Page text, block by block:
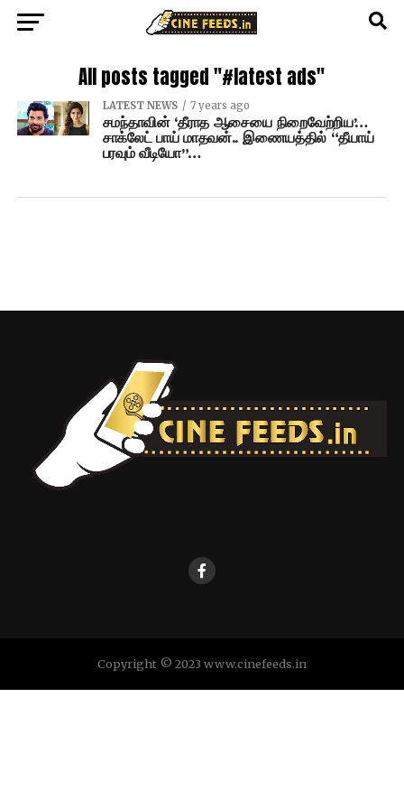
All posts tagged "#latest ads"
LATEST NEWS 7 years ago
சமந்தாவின் ‘தீராத ஆசையை நிறைவேற்றிய’…
சாக்லேட் பாய் மாதவன்.. இணையத்தில் “தீயாய்
பரவும் வீடியோ”…
Copyright © 2023 www.cinefeeds.in